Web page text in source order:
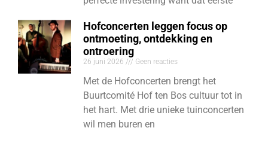
Hofconcerten leggen focus op
ontmoeting, ontdekking en
ontroering
26 juni 2026 Geen reacties
Met de Hofconcerten brengt het
Buurtcomité Hof ten Bos cultuur tot in
het hart. Met drie unieke tuinconcerten
wil men buren en